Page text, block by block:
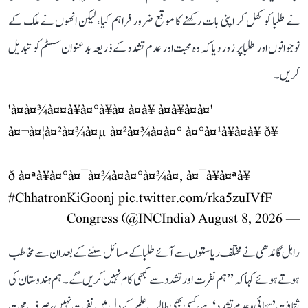
نے طلبا کو کھل کر اپنی بات رکھنے کا موقع ضرور فراہم کیا، لیکن انھوں نے ملک کے
نوجوانوں اور طلبا پر زور دیا کہ وہ محبت اور عدم تشدد کے ذریعہ بدعنوان سسٹم کو تبدیل
کریں۔
'à¤à¤¾à¤¤à¥à¤°à¥à¤ à¤à¥ à¤à¥à¤à¤'
à¤¬à¤¦à¤²à¤¾à¤µ à¤²à¤¾à¤à¤° à¤°à¤¹à¥à¤à¥ ð¥
ð à¤ªà¥à¤°à¤¯à¤¾à¤à¤°à¤¾à¤, à¤¯à¥à¤ªà¥
#ChhatronKiGoonj pic.twitter.com/rka5zuIVfF
— Congress (@INCIndia)
August 8, 2026
راہل گاندھی نے مختلف ریاستوں سے آئے طلبا کے مسائل سننے کے بعد ان سے مخاطب
ہوتے ہوئے کہا کہ ’’ہم نفرت اور تشدد سے کبھی کام نہیں کریں گے۔ ہم ہندوستان کی